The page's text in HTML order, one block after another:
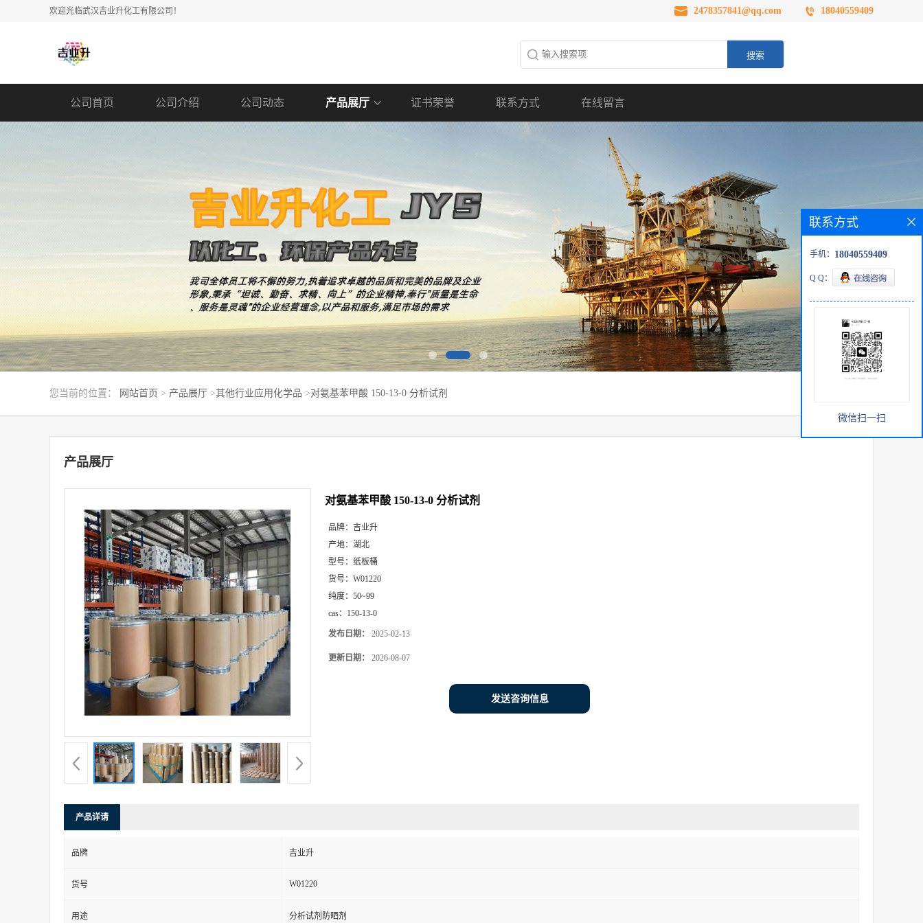
欢迎光临武汉吉业升化工有限公司！ 2478357841@qq.com 18040559409
公司首页 公司介绍 公司动态 产品展厅 证书荣誉 联系方式 在线留言
您当前的位置： 网站首页 > 产品展厅 >其他行业应用化学品 >对氨基苯甲酸 150-13-0 分析试剂
产品展厅
对氨基苯甲酸 150-13-0 分析试剂
品牌： 吉业升
产地： 湖北
型号： 纸板桶
货号： W01220
纯度： 50~99
cas： 150-13-0
发布日期： 2025-02-13
更新日期： 2026-08-07
发送咨询信息
产品详请
品牌 吉业升
货号 W01220
用途 分析试剂防晒剂
联系方式
手机： 18040559409
Q Q：
微信扫一扫